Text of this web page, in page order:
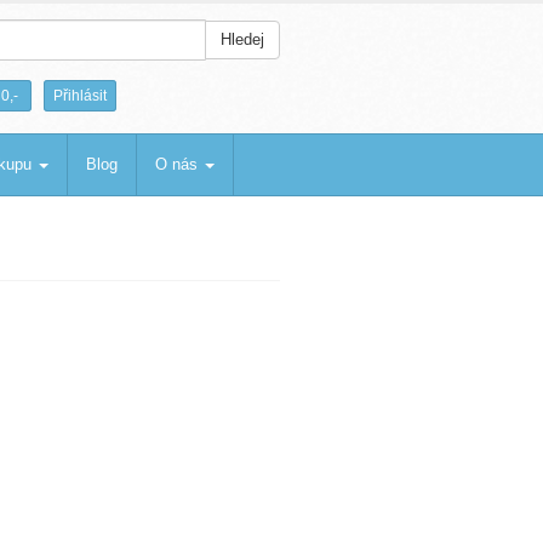
Hledej
0,- Přihlásit
Blog O nás